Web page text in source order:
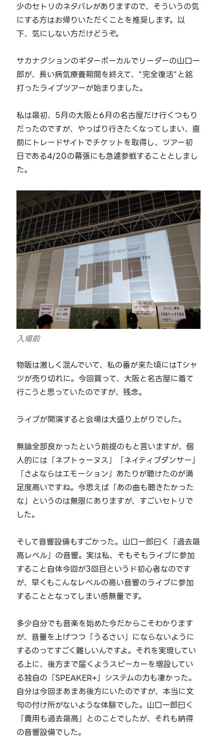
少のセトリのネタバレがありますので、そういうの気
にする方はお帰りいただくことを推奨します。以
下、気にしない方だけどうぞ。
サカナクションのギターボーカルでリーダーの山口一
郎が、長い病気療養期間を終えて、”完全復活”と銘
打ったライブツアーが始まりました。
私は最初、5月の大阪と6月の名古屋だけ行くつもり
だったのですが、やっぱり行きたくなってしまい、直
前にトレードサイトでチケットを取得し、ツアー初
日である4/20の幕張にも急遽参戦することとしまし
た。
入場前
物販は激しく混んでいて、私の番が来た頃にはTシャ
ツが売り切れに。今回買って、大阪と名古屋に着て
行こうと思っていたのですが、残念。
ライブが開演すると会場は大盛り上がりでした。
無論全部良かったという前提のもと言いますが、個
人的には「ネプトゥーヌス」「ネイティブダンサー」
「さよならはエモーション」あたりが聴けたのが満
足度高いですね。今思えば「あの曲も聴きたかった
な」というのは無限にありますが、すごいセトリで
した。
そして音響設備もすごかった。山口一郎曰く「過去最
高レベル」の音響。実は私、そもそもライブに参加
すること自体今回が3回目というド初心者なのです
が、早くもこんなレベルの高い音響のライブに参加
することとなってしまい感無量です。
多少自分でも音楽を始めた今だからこそわかります
が、音量を上げつつ「うるさい」にならないように
するのってすごく難しいんですよ。それを実現してい
る上に、後方まで届くようスピーカーを増設してい
る独自の「SPEAKER+」システムの力も凄かった。
自分は今回まあまあ後方にいたのですが、本当に文
句の付け所がないような体験でした。山口一郎曰く
「費用も過去最高」とのことでしたが、それも納得
の音響設備でした。